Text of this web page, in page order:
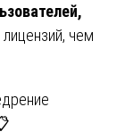
чем